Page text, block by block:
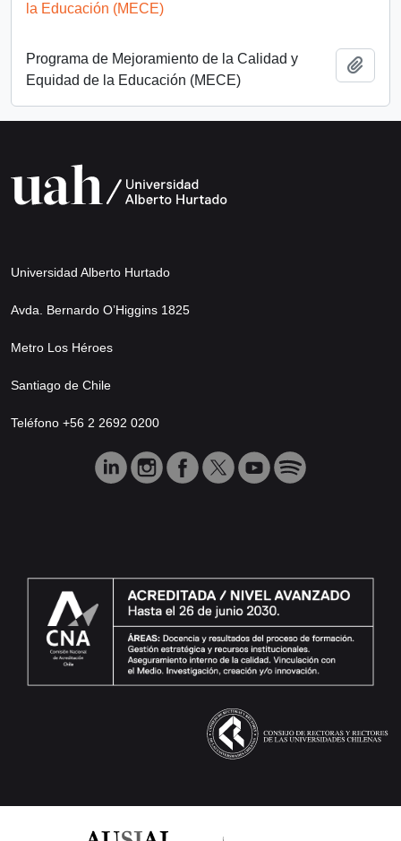
la Educación (MECE)
Programa de Mejoramiento de la Calidad y
Equidad de la Educación (MECE)
Universidad Alberto Hurtado
Avda. Bernardo O’Higgins 1825
Metro Los Héroes
Santiago de Chile
Teléfono +56 2 2692 0200